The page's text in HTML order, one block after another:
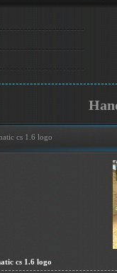
cs 1.6 logo
cs 1.6 logo